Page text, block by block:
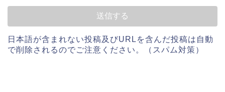
日本語が含まれない投稿及びURLを含んだ投稿は自動
で削除されるのでご注意ください。（スパム対策）